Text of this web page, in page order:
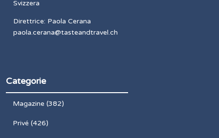
Svizzera
Direttrice: Paola Cerana
paola.cerana@tasteandtravel.ch
Categorie
Magazine (382)
Privé (426)